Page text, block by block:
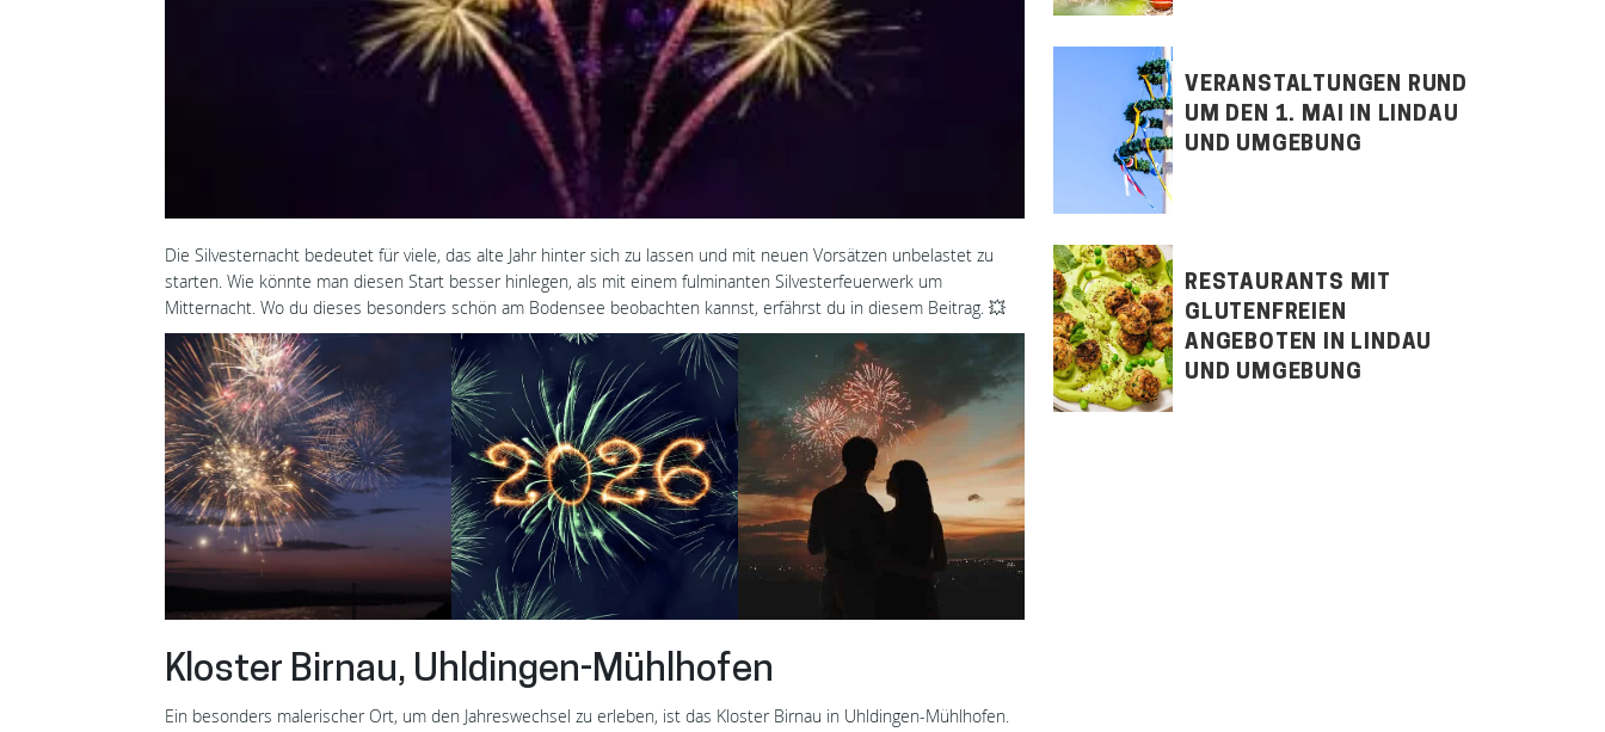
Die Silvesternacht bedeutet für viele, das alte Jahr hinter sich zu lassen und mit neuen Vorsätzen unbelastet zu
starten. Wie könnte man diesen Start besser hinlegen, als mit einem fulminanten Silvesterfeuerwerk um
Mitternacht. Wo du dieses besonders schön am Bodensee beobachten kannst, erfährst du in diesem Beitrag. 💥
Kloster Birnau, Uhldingen-Mühlhofen
Ein besonders malerischer Ort, um den Jahreswechsel zu erleben, ist das Kloster Birnau in Uhldingen-Mühlhofen.
VERANSTALTUNGEN RUND
UM DEN 1. MAI IN LINDAU
UND UMGEBUNG
RESTAURANTS MIT
GLUTENFREIEN
ANGEBOTEN IN LINDAU
UND UMGEBUNG